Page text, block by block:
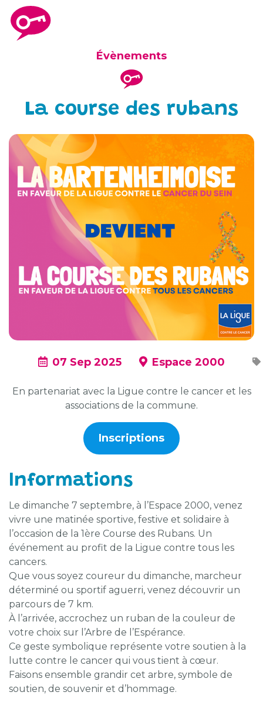
Évènements
La course des rubans
07 Sep 2025 Espace 2000
En partenariat avec la Ligue contre le cancer et les
associations de la commune.
Inscriptions
Informations
Le dimanche 7 septembre, à l’Espace 2000, venez
vivre une matinée sportive, festive et solidaire à
l’occasion de la 1ère Course des Rubans. Un
événement au profit de la Ligue contre tous les
cancers.
Que vous soyez coureur du dimanche, marcheur
déterminé ou sportif aguerri, venez découvrir un
parcours de 7 km.
À l’arrivée, accrochez un ruban de la couleur de
votre choix sur l’Arbre de l’Espérance.
Ce geste symbolique représente votre soutien à la
lutte contre le cancer qui vous tient à cœur.
Faisons ensemble grandir cet arbre, symbole de
soutien, de souvenir et d’hommage.